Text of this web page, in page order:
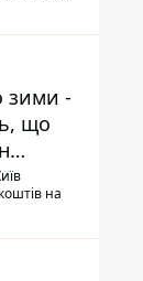
зими -
що
на